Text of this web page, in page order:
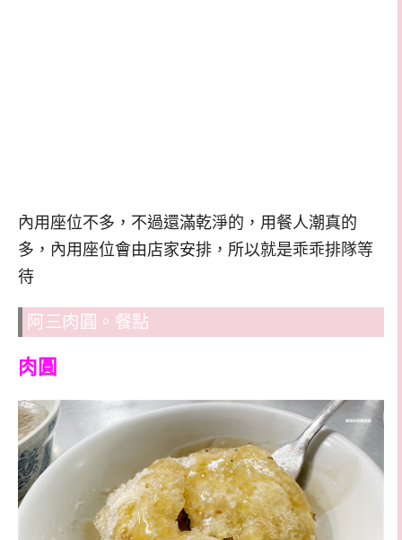
內用座位不多，不過還滿乾淨的，用餐人潮真的
多，內用座位會由店家安排，所以就是乖乖排隊等
待
阿三肉圓。餐點
肉圓